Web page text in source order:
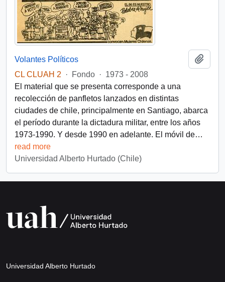
Volantes Políticos
CL CLUAH 2
· Fondo · 1973 - 2008
El material que se presenta corresponde a una
recolección de panfletos lanzados en distintas
ciudades de chile, principalmente en Santiago, abarca
el período durante la dictadura militar, entre los años
1973-1990. Y desde 1990 en adelante. El móvil de…
read more
Universidad Alberto Hurtado (Chile)
Universidad Alberto Hurtado